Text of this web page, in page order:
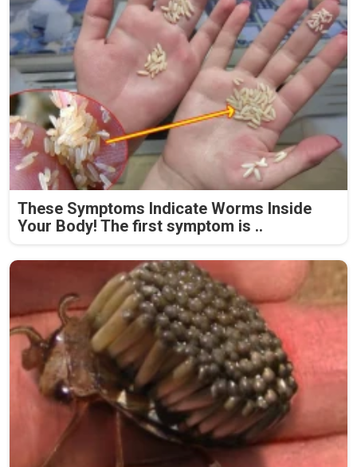
These Symptoms Indicate Worms Inside
Your Body! The first symptom is ..